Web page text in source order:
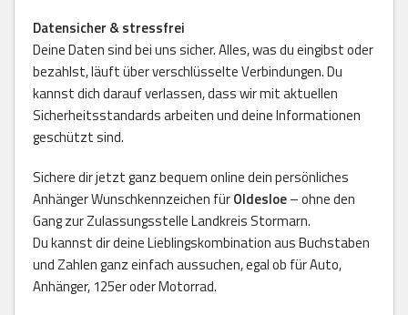
Datensicher & stressfrei
Deine Daten sind bei uns sicher. Alles, was du eingibst oder
bezahlst, läuft über verschlüsselte Verbindungen. Du
kannst dich darauf verlassen, dass wir mit aktuellen
Sicherheitsstandards arbeiten und deine Informationen
geschützt sind.
Sichere dir jetzt ganz bequem online dein persönliches
Anhänger Wunschkennzeichen fürOldesloe– ohne den
Gang zur Zulassungsstelle Landkreis Stormarn.
Du kannst dir deine Lieblingskombination aus Buchstaben
und Zahlen ganz einfach aussuchen, egal ob für Auto,
Anhänger, 125er oder Motorrad.